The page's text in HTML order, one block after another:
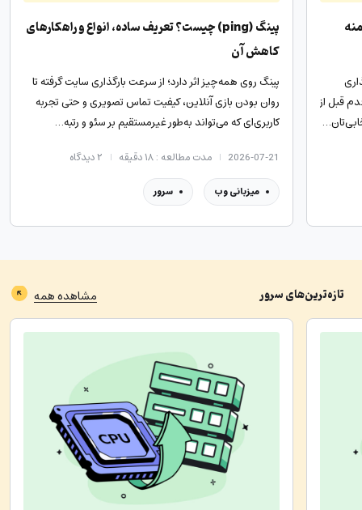
قبل از
پینگ (ping) چیست؟ تعریف ساده، انواع و راهکارهای
کاهش آن
پینگ روی همه‌چیز اثر دارد؛ از سرعت بارگذاری سایت گرفته تا
روان بودن بازی آنلاین، کیفیت تماس تصویری و حتی تجربه
کاربری‌ای که می‌تواند به‌طور غیرمستقیم بر سئو و رتبه…
2026-07-21 مدت مطالعه : ۱۸ دقیقه ۲دیدگاه
میزبانی وب سرور
تازه‌ترین‌هایسرور مشاهده همه